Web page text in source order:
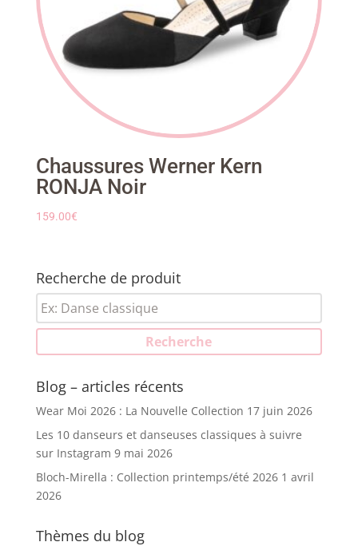
Chaussures Werner Kern
RONJA Noir
159.00€
Recherche de produit
Recherche
pour :
Recherche
Blog – articles récents
Wear Moi 2026 : La Nouvelle Collection 17 juin 2026
Les 10 danseurs et danseuses classiques à suivre
sur Instagram 9 mai 2026
Bloch-Mirella : Collection printemps/été 2026 1 avril
2026
Thèmes du blog